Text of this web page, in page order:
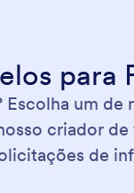
para
Escolha um
criador
de